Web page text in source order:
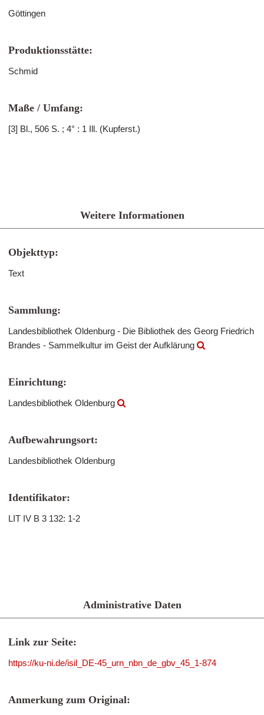
Göttingen
Produktionsstätte:
Schmid
Maße / Umfang:
[3] Bl., 506 S. ; 4° : 1 Ill. (Kupferst.)
Weitere Informationen
Objekttyp:
Text
Sammlung:
Landesbibliothek Oldenburg - Die Bibliothek des Georg Friedrich
Brandes - Sammelkultur im Geist der Aufklärung
Einrichtung:
Landesbibliothek Oldenburg
Aufbewahrungsort:
Landesbibliothek Oldenburg
Identifikator:
LIT IV B 3 132: 1-2
Administrative Daten
Link zur Seite:
https://ku-ni.de/isil_DE-45_urn_nbn_de_gbv_45_1-874
Anmerkung zum Original: